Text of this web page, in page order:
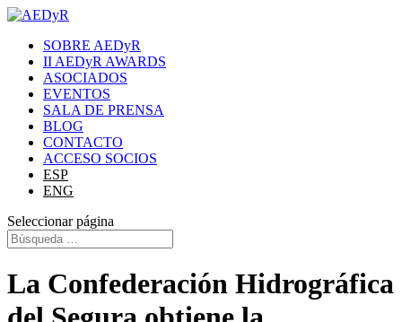
SOBRE AEDyR
II AEDyR AWARDS
ASOCIADOS
EVENTOS
SALA DE PRENSA
BLOG
CONTACTO
ACCESO SOCIOS
ESP
ENG
Seleccionar página
La Confederación Hidrográfica